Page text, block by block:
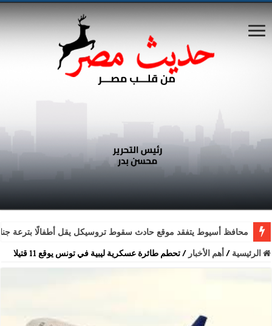
محافظ أسيوط يتفقد موقع حادث سقوط تروسيكل يقل أطفالًا بترعة
الرئيسية /أهم الأخبار /تحطم طائرة عسكرية ليبية في تونس يوقع 11 قتيلا